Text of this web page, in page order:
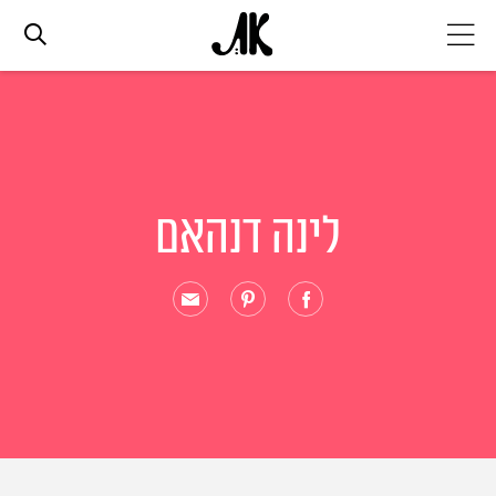
ביוטי
לינה דנהאם